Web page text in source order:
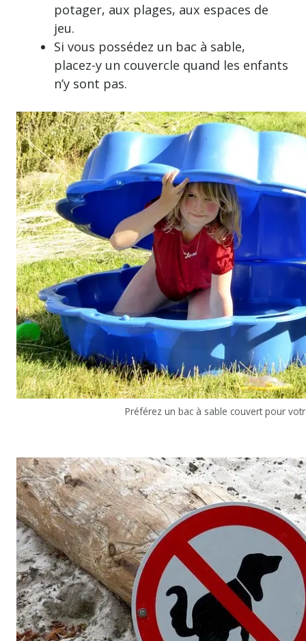
potager, aux plages, aux espaces de
jeu.
Si vous possédez un bac à sable,
placez-y un couvercle quand les enfants
n’y sont pas.
Préférez un bac à sable couvert pour